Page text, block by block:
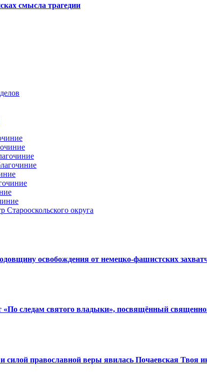
смысла трагедии
округа
освобождения от немецко-фашистских
«По следам святого владыки», посвящённый
силой православной веры явилась Почаевская Твоя